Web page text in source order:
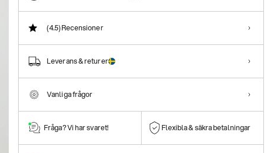
(4.5)Recensioner
Leverans & returer
Vanliga frågor
Fråga? Vi har svaret! Flexibla & säkra betalningar